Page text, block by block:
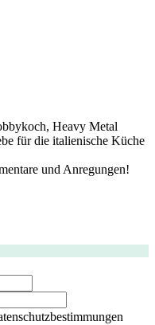
Heavy Metal
für die italienische Küche
und Anregungen!